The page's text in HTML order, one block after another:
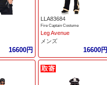
16600円
LLA83684
Fire Captain Costume
Leg Avenue
メンズ
16600円